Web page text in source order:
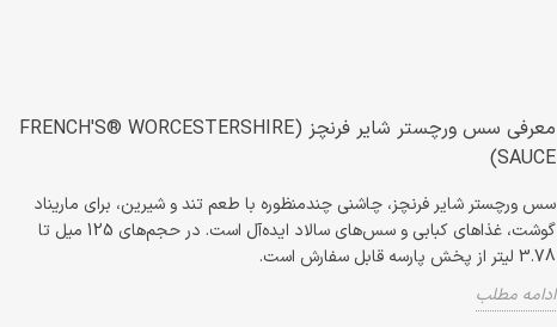
معرفی سس ورچستر شایر فرنچز (FRENCH'S® WORCESTERSHIRE
SAUCE)
سس ورچستر شایر فرنچز، چاشنی چندمنظوره با طعم تند و شیرین، برای ماریناد
گوشت، غذاهای کبابی و سس‌های سالاد ایده‌آل است. در حجم‌های 125 میل تا
3.78 لیتر از پخش پارسه قابل سفارش است.
ادامه مطلب